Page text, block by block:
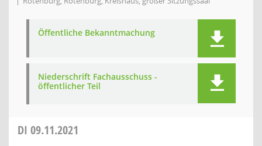
Öffentliche Bekanntmachung
Niederschrift Fachausschuss -
öffentlicher Teil
DI 09.11.2021